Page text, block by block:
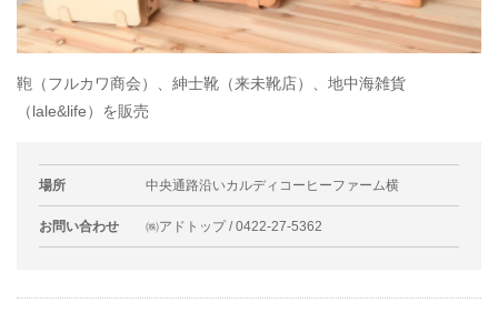
鞄（フルカワ商会）、紳士靴（来未靴店）、地中海雑貨
（lale&life）を販売
場所 中央通路沿いカルディコーヒーファーム横
お問い合わせ ㈱アドトップ / 0422-27-5362